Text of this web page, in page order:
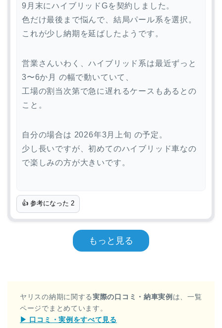
9月末にハイブリッドGを契約しました。
色だけ最後まで悩んで、結局パール系を選択。
これが少し納期を延ばしたようです。
営業さんいわく、ハイブリッド系は最近ずっと
3〜6か月 の幅で動いていて、
工場の割当次第で急に遅れるケースもあるとの
こと。
自分の場合は 2026年3月上旬 の予定。
少し長いですが、初めてのハイブリッド車なの
で楽しみの方が大きいです。
👍 参考になった 2
もっと見る
ヤリスの納期に関する実際の口コミ・納車実例 は、一覧
ページでまとめています。
▶ 口コミ・実例をすべて見る